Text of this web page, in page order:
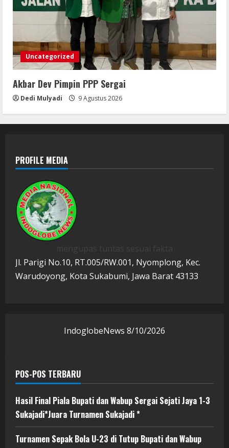
Uncategorized
Akbar Dev Pimpin PPP Sergai
Dedi Mulyadi 9 Agustus 2026
PROFILE MEDIA
Jl. Parigi No.10, RT.005/RW.001, Nyomplong, Kec.
Warudoyong, Kota Sukabumi, Jawa Barat 43133
IndoglobeNews 8/10/2026
POS-POS TERBARU
Hasil Final Piala Bupati dan Wabup Sergai Sejati Jaya 1-3
Sukajadi*Juara Turnamen Sukajadi *
Turnamen Sepak Bola U-23 di Tutup Bupati dan Wabup